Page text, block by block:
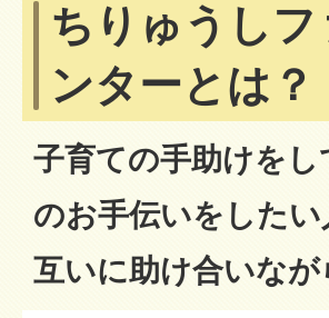
ちりゅうし
ンターとは？
子育ての手助けを
のお手伝いをした
互いに助け合いな